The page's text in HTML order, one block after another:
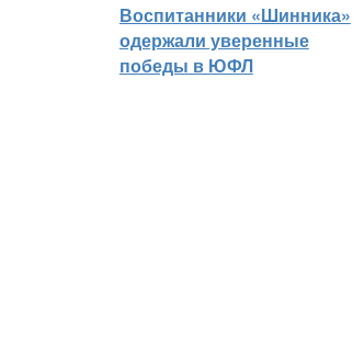
Воспитанники «Шинника»
одержали уверенные
победы в ЮФЛ